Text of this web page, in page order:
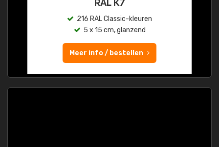
216 RAL Classic-kleuren
5 x 15 cm, glanzend
Meer info / bestellen